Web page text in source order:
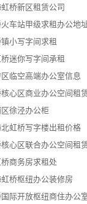
虹桥新区租赁公司
火车站甲级求租办公地
小写字间求租
迷你写字间承租
临空高端办公室信息
核心区商业办公空间租
徐泾办公柜
北虹桥写字楼出租价格
核心区联合办公空间租
商务房求租处
虹桥枢纽办公装修房
国际开放枢纽商住办公